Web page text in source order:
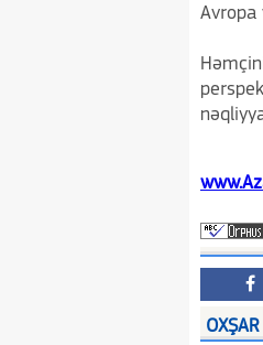
Avropa